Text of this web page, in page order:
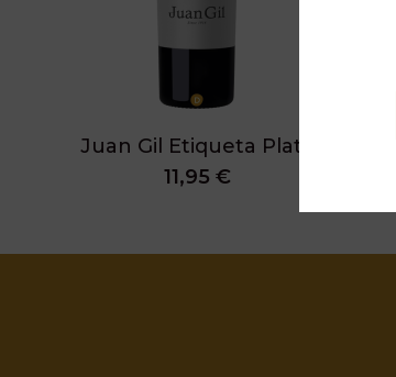
Juan Gil Etiqueta Plata
11,95 €